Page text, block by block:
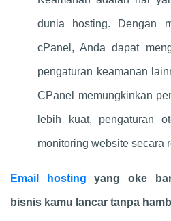
dunia hosting. Dengan
cPanel, Anda dapat
pengaturan keamanan
CPanel memungkinkan
lebih kuat, pengaturan
monitoring website secara
Email hosting yang oke
bisnis kamu lancar tanpa